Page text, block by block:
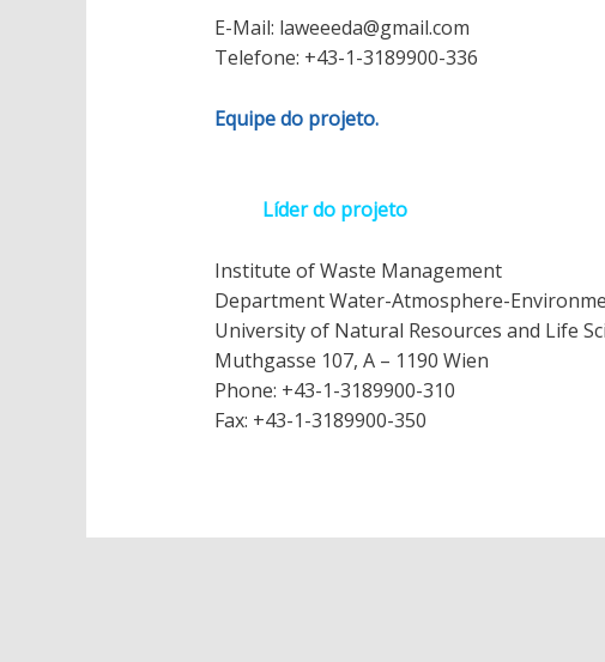
E-Mail: laweeeda@gmail.com
Telefone: +43-1-3189900-336
Equipe do projeto.
Líder do projeto
Institute of Waste Management
Department Water-Atmosphere-
University of Natural Resources and Life
Muthgasse 107, A – 1190 Wien
Phone: +43-1-3189900-310
Fax: +43-1-3189900-350